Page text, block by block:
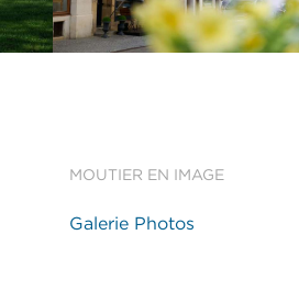
MOUTIER EN IMAGE
Galerie Photos